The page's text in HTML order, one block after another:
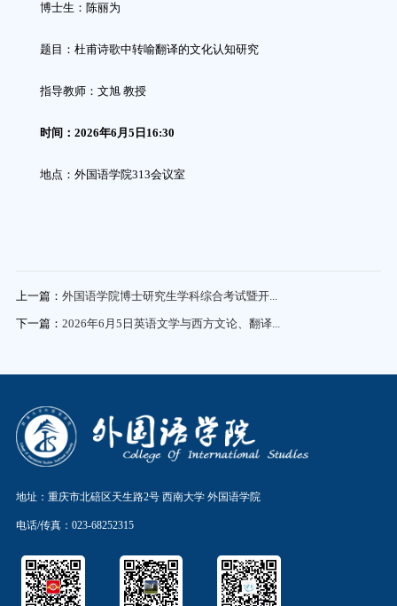
博士生： 陈丽为
题目：杜甫诗歌中转喻翻译的文化认知研究
指导教师： 文旭教授
时间： 2026年6月 5 日16:30
地点：外国语学院313会议室
上一篇： 外国语学院博士研究生学科综合考试暨开...
下一篇： 2026年6月5日英语文学与西方文论、翻译...
地址：重庆市北碚区天生路2号 西南大学 外国语学院
电话/传真：023-68252315